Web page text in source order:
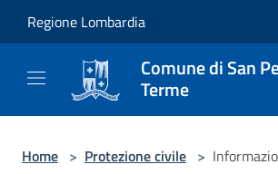
Regione Lombardia
Comune di San
Terme
Home > Protezione civile >